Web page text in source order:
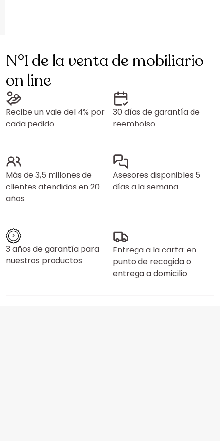
N°1 de la venta de mobiliario
on line
Recibe un vale del 4% por
cada pedido
30 días de garantía de
reembolso
Más de 3,5 millones de
clientes atendidos en 20
años
Asesores disponibles 5
días a la semana
3 años de garantía para
nuestros productos
Entrega a la carta: en
punto de recogida o
entrega a domicilio